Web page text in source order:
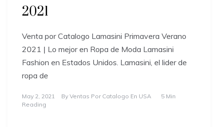
2021
Venta por Catalogo Lamasini Primavera Verano
2021 | Lo mejor en Ropa de Moda Lamasini
Fashion en Estados Unidos. Lamasini, el lider de
ropa de
May 2, 2021 By Ventas Por Catalogo En USA
5 Min
Reading